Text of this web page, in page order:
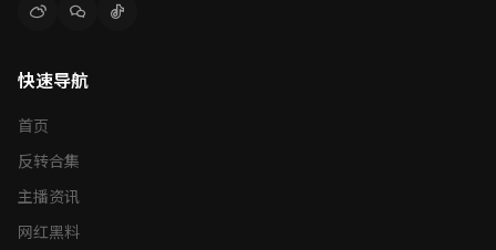
快速导航
首页
反转合集
主播资讯
网红黑料